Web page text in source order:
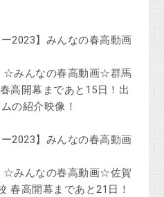
2023】みんなの春高動画
☆みんなの春高動画☆群馬
高開幕まであと15日！出
の紹介映像！
2023】みんなの春高動画
☆みんなの春高動画☆佐賀
春高開幕まであと21日！